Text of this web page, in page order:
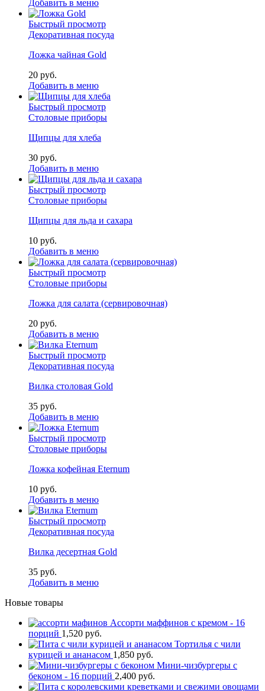
Добавить в меню
Быстрый просмотр
Декоративная посуда
Ложка чайная Gold
20 руб.
Добавить в меню
Быстрый просмотр
Столовые приборы
Щипцы для хлеба
30 руб.
Добавить в меню
Быстрый просмотр
Столовые приборы
Щипцы для льда и сахара
10 руб.
Добавить в меню
Быстрый просмотр
Столовые приборы
Ложка для салата (сервировочная)
20 руб.
Добавить в меню
Быстрый просмотр
Декоративная посуда
Вилка столовая Gold
35 руб.
Добавить в меню
Быстрый просмотр
Столовые приборы
Ложка кофейная Eternum
10 руб.
Добавить в меню
Быстрый просмотр
Декоративная посуда
Вилка десертная Gold
35 руб.
Добавить в меню
Новые товары
Ассорти маффинов с кремом - 16
порций 1,520 руб.
Тортилья с чили
курицей и ананасом 1,850 руб.
Мини-чизбургеры с
беконом - 16 порций 2,400 руб.